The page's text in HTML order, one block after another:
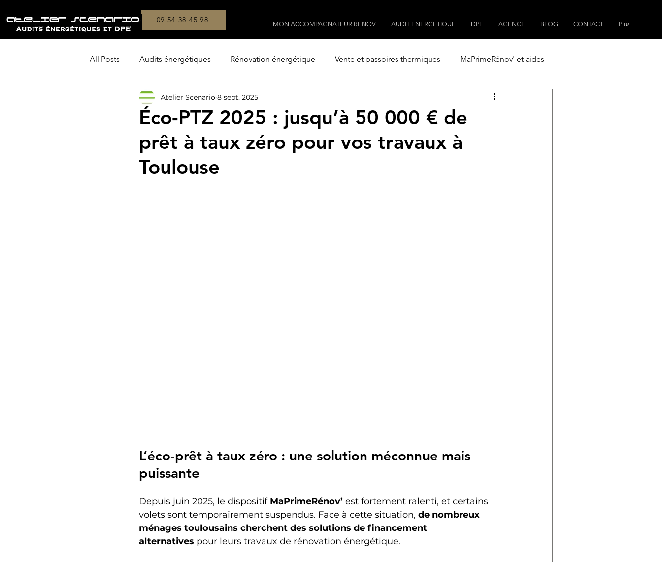
MON ACCOMPAGNATEUR RENOV AUDIT ENERGETIQUE DPE AGENCE BLOG CONTACT Plus
09 54 38 45 98
All Posts Audits énergétiques Rénovation énergétique Vente et passoires thermiques MaPrimeRénov' et aides
Copropriétés On a testé ! Construction Plans de maisons
Éco-PTZ 2025 : jusqu’à 50 000 € de
prêt à taux zéro pour vos travaux à
Toulouse
Atelier Scenario 8 sept. 2025
L’éco-prêt à taux zéro : une solution méconnue mais
puissante
Depuis juin 2025, le dispositif MaPrimeRénov’ est fortement ralenti, et certains
volets sont temporairement suspendus. Face à cette situation, de nombreux
ménages toulousains cherchent des solutions de financement
alternatives pour leurs travaux de rénovation énergétique.